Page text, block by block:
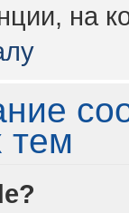
на
тем